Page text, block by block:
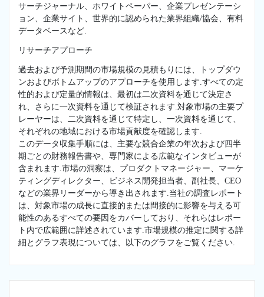
サーチジャーナル、ホワイトペーパー、企業プレゼンテーシ
ョン、企業サイト、世界的に認められた業界組織/協会、有料
データベースなど.
リサーチアプローチ
過去および予測期間の市場規模の見積もりには、トップダウ
ンおよびボトムアップのアプローチを使用します.すべての定
性的および定量的情報は、最初は二次資料を通じて決定さ
れ、さらに一次資料を通じて検証されます.対象市場の主要プ
レーヤーは、二次資料を通じて特定し、一次資料を通じて、
それぞれの地域における市場貢献度を確認します.
このデータ収集手順には、主要な競合企業の年次および四半
期ごとの財務報告書や、専門家による広範なインタビューが
含まれます.市場の洞察は、プロダクトマネージャー、マーケ
ティングディレクター、ビジネス開発担当者、副社長、CEO
などの業界リーダーから導き出されます.当社の調査レポート
は、対象市場の成長に直接的または間接的に影響を与える可
能性のあるすべての要因をカバーしており、それらはレポー
ト内で広範囲に詳述されています.市場規模の推定に関する詳
細とグラフ表現については、以下のグラフをご覧ください.